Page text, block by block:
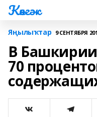
Көнгәк
Яңылыҡтар 9 СЕНТЯБРЯ
В Башкирии
70